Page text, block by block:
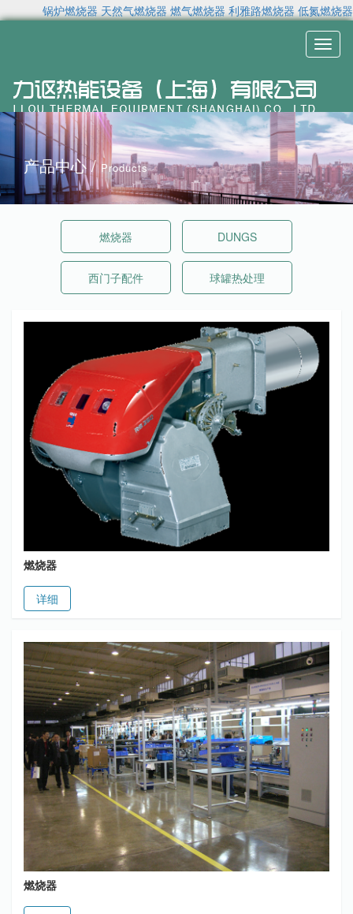
锅炉燃烧器 天然气燃烧器 燃气燃烧器 利雅路燃烧器 低氮燃烧器
产品中心 / Products
燃烧器 DUNGS
西门子配件 球罐热处理
燃烧器
详细
燃烧器